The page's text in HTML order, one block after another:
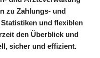
zu Zahlungs- und
und flexiblen
den Überblick und
sicher und effizient.